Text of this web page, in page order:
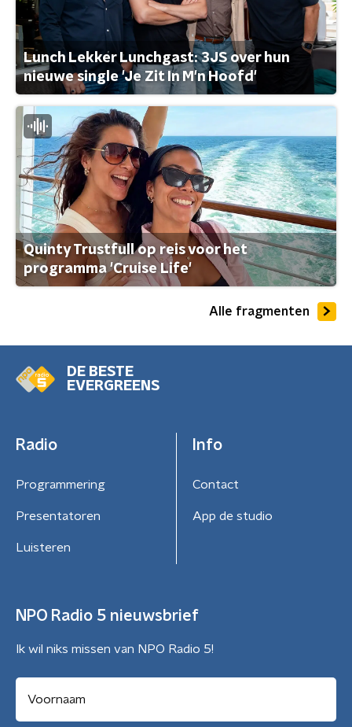
Lunch Lekker Lunchgast: 3JS over hun
nieuwe single 'Je Zit In M'n Hoofd'
Quinty Trustfull op reis voor het
programma 'Cruise Life'
Alle fragmenten
DE BESTE
EVERGREENS
Radio
Programmering
Presentatoren
Luisteren
Info
Contact
App de studio
NPO Radio 5 nieuwsbrief
Ik wil niks missen van NPO Radio 5!